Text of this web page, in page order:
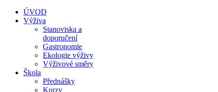
ÚVOD
Výživa
Stanoviska a
doporučení
Gastronomie
Ekologie výživy
Výživové směry
Škola
Přednášky
Kurzy